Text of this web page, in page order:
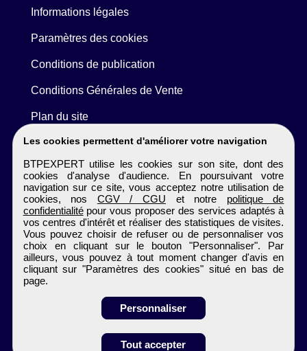
Les cookies permettent d'améliorer votre navigation
BTPEXPERT utilise les cookies sur son site, dont des
cookies d'analyse d'audience. En poursuivant votre
navigation sur ce site, vous acceptez notre utilisation de
cookies, nos CGV / CGU et notre politique de
confidentialitépour vous proposer des services adaptés à
vos centres d'intérêt et réaliser des statistiques de visites.
Vous pouvez choisir de refuser ou de personnaliser vos
choix en cliquant sur le bouton "Personnaliser". Par
ailleurs, vous pouvez à tout moment changer d'avis en
cliquant sur "Paramètres des cookies" situé en bas de
page.
Personnaliser
Tout accepter
Informations légales
Paramètres des cookies
Conditions de publication
Conditions Générales de Vente
Plan du site